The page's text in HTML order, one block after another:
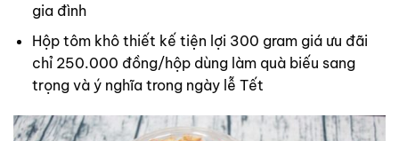
gia đình
Hộp tôm khô thiết kế tiện lợi 300 gram giá ưu đãi
chỉ 250.000 đồng/hộp dùng làm quà biếu sang
trọng và ý nghĩa trong ngày lễ Tết